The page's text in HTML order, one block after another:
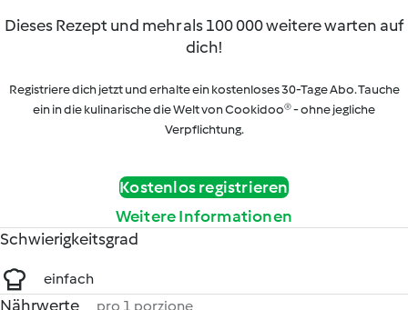
Dieses Rezept und mehr als 100 000 weitere warten auf
dich!
Registriere dich jetzt und erhalte ein kostenloses 30-Tage Abo. Tauche
ein in die kulinarische die Welt von Cookidoo® - ohne jegliche
Verpflichtung.
Kostenlos registrieren
Weitere Informationen
Schwierigkeitsgrad
einfach
Nährwerte pro 1 porzione